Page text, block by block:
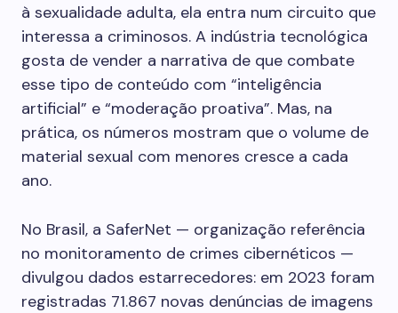
à sexualidade adulta, ela entra num circuito que
interessa a criminosos. A indústria tecnológica
gosta de vender a narrativa de que combate
esse tipo de conteúdo com “inteligência
artificial” e “moderação proativa”. Mas, na
prática, os números mostram que o volume de
material sexual com menores cresce a cada
ano.
No Brasil, a SaferNet — organização referência
no monitoramento de crimes cibernéticos —
divulgou dados estarrecedores: em 2023 foram
registradas 71.867 novas denúncias de imagens